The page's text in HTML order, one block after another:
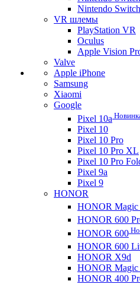
Nintendo Switch
VR шлемы
PlayStation VR
Oculus
Apple Vision
Valve
Apple iPhone
Samsung
Xiaomi
Google
Pixel 10a
Pixel 10
Pixel 10 Pro
Pixel 10 Pro XL
Pixel 10 Pro
Pixel 9a
Pixel 9
HONOR
HONOR Magic
HONOR 600
HONOR 600
HONOR 600
HONOR X9d
HONOR Magic
HONOR 400